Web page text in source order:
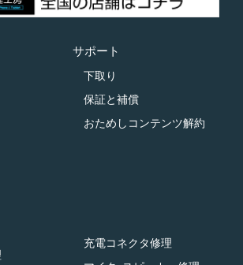
サポート
下取り
保証と補償
おためしコンテンツ解約
充電コネクタ修理